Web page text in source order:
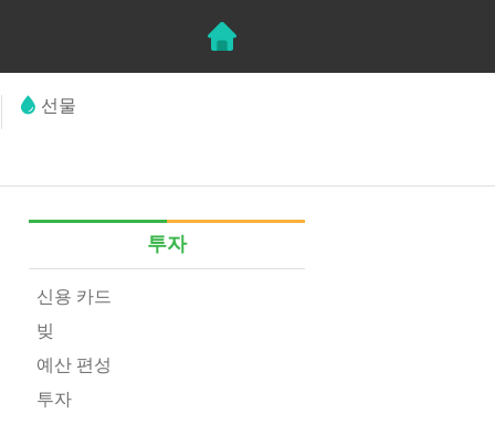
선물
투자
신용 카드
빚
예산 편성
투자